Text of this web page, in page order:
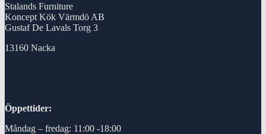
Stalands Furniture
Koncept Kök Värmdö AB
Gustaf De Lavals Torg 3
13160 Nacka
Öppettider:
Måndag – fredag: 11:00 -18:00